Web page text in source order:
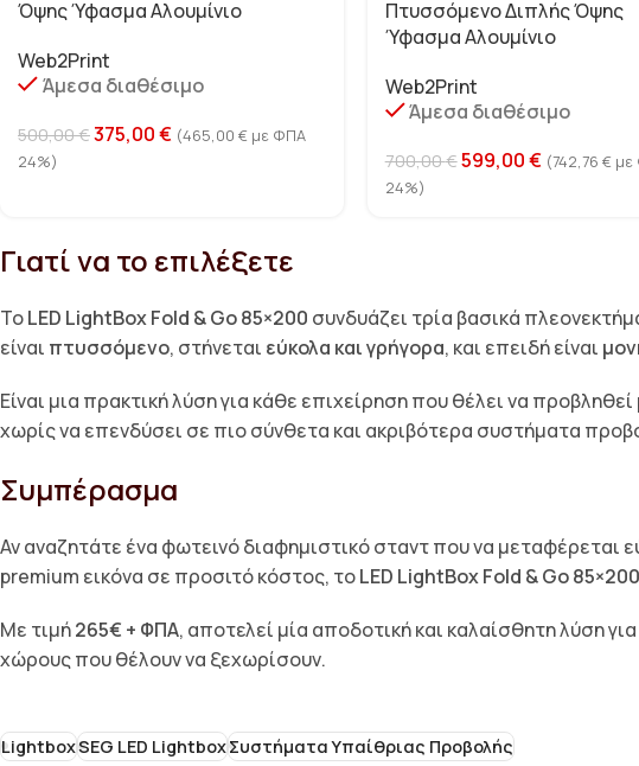
Όψης Ύφασμα Αλουμίνιο
Web2Print
Άμεσα διαθέσιμο
500,00€375,00€ (465,00 € με ΦΠΑ
24%)
Πτυσσόμενο Διπλής Όψης
Ύφασμα Αλουμίνιο
Web2Print
Άμεσα διαθέσιμο
700,00€599,00€ (742,76 €
24%)
Γιατί να το επιλέξετε
ΤοLED LightBox Fold & Go 85×200 συνδυάζει τρία βασικά
είναι πτυσσόμενο, στήνεται εύκολα και γρήγορα, και επειδή είναι
Είναι μια πρακτική λύση για κάθε επιχείρηση που θέλει να
χωρίς να επενδύσει σε πιο σύνθετα και ακριβότερα συστήματα
Συμπέρασμα
Αν αναζητάτε ένα φωτεινό διαφημιστικό σταντ που να μεταφέρεται
premium εικόνα σε προσιτό κόστος, τοLED LightBox Fold & Go 85×200
Με τιμή265€ + ΦΠΑ, αποτελεί μία αποδοτική και καλαίσθητη λύση
χώρους που θέλουν να ξεχωρίσουν.
LightboxSEG LED LightboxΣυστήματα Υπαίθριας Προβολής